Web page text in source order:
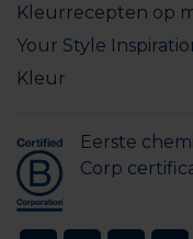
Kleurrecepten op
Your Style
Kleur
Eerste
Corp